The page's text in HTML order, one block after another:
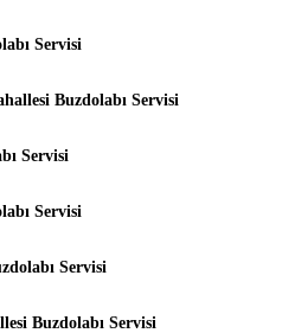
Servisi
Buzdolabı Servisi
Servisi
Servisi
Servisi
Buzdolabı Servisi